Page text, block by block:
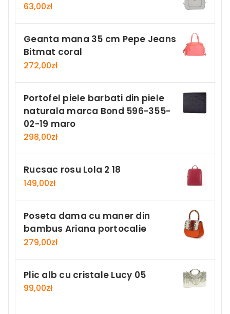
63,00zł
Geanta mana 35 cm Pepe Jeans
Bitmat coral
272,00zł
Portofel piele barbati din piele
naturala marca Bond 596-355-
02-19 maro
298,00zł
Rucsac rosu Lola 2 18
149,00zł
Poseta dama cu maner din
bambus Ariana portocalie
279,00zł
Plic alb cu cristale Lucy 05
99,00zł